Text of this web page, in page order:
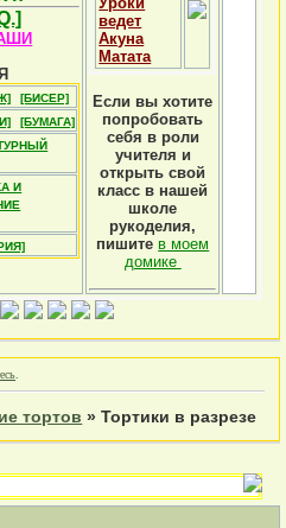
[БИСЕР]
[БУМАГА]
И
ведет
Акуна
Матата
Если вы хотите
попробовать
себя в роли
учителя и
открыть свой
класс в нашей
школе
рукоделия,
пишите в моем
домике
тортов »Тортики в разрезе